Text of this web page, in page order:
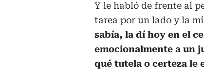
Y le habló de frente al
tarea por un lado y la
sabía, la dí hoy en el
emocionalmente a un
qué tutela o certeza le